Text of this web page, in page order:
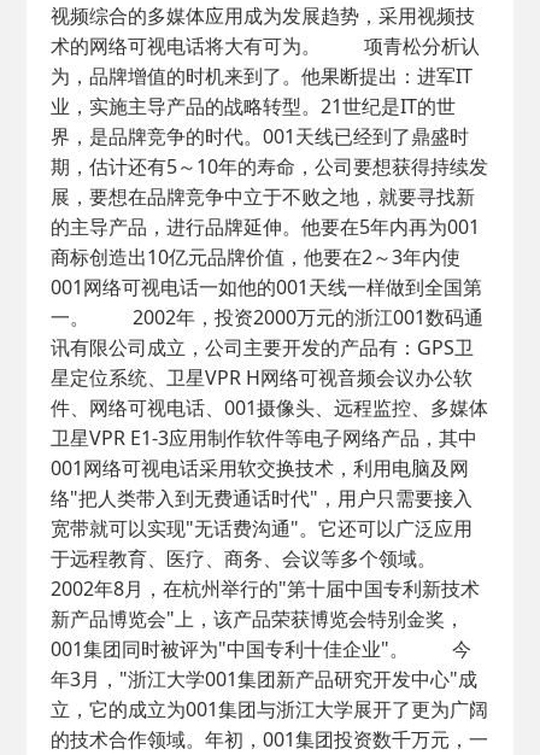
视频综合的多媒体应用成为发展趋势，采用视频技
术的网络可视电话将大有可为。 项青松分析认
为，品牌增值的时机来到了。他果断提出：进军IT
业，实施主导产品的战略转型。21世纪是IT的世
界，是品牌竞争的时代。001天线已经到了鼎盛时
期，估计还有5～10年的寿命，公司要想获得持续发
展，要想在品牌竞争中立于不败之地，就要寻找新
的主导产品，进行品牌延伸。他要在5年内再为001
商标创造出10亿元品牌价值，他要在2～3年内使
001网络可视电话一如他的001天线一样做到全国第
一。 2002年，投资2000万元的浙江001数码通
讯有限公司成立，公司主要开发的产品有：GPS卫
星定位系统、卫星VPR H网络可视音频会议办公软
件、网络可视电话、001摄像头、远程监控、多媒体
卫星VPR E1-3应用制作软件等电子网络产品，其中
001网络可视电话采用软交换技术，利用电脑及网
络"把人类带入到无费通话时代"，用户只需要接入
宽带就可以实现"无话费沟通"。它还可以广泛应用
于远程教育、医疗、商务、会议等多个领域。
2002年8月，在杭州举行的"第十届中国专利新技术
新产品博览会"上，该产品荣获博览会特别金奖，
001集团同时被评为"中国专利十佳企业"。 今
年3月，"浙江大学001集团新产品研究开发中心"成
立，它的成立为001集团与浙江大学展开了更为广阔
的技术合作领域。年初，001集团投资数千万元，一